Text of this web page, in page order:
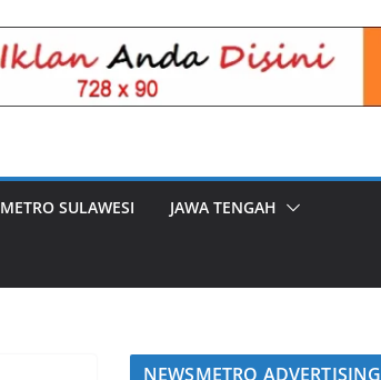
METRO SULAWESI JAWA TENGAH
NEWSMETRO ADVERTISING